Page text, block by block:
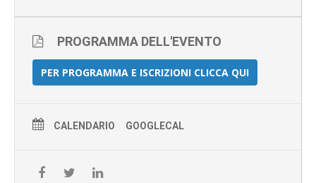
PROGRAMMA DELL'EVENTO
PER PROGRAMMA E ISCRIZIONI CLICCA QUI
CALENDARIO GOOGLECAL